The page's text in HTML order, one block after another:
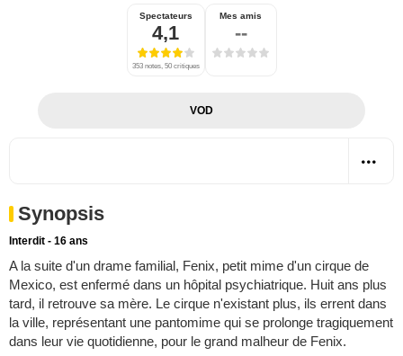
Spectateurs
4,1
353 notes, 50 critiques
Mes amis
--
VOD
Synopsis
Interdit - 16 ans
A la suite d'un drame familial, Fenix, petit mime d'un cirque de
Mexico, est enfermé dans un hôpital psychiatrique. Huit ans plus
tard, il retrouve sa mère. Le cirque n'existant plus, ils errent dans
la ville, représentant une pantomime qui se prolonge tragiquement
dans leur vie quotidienne, pour le grand malheur de Fenix.